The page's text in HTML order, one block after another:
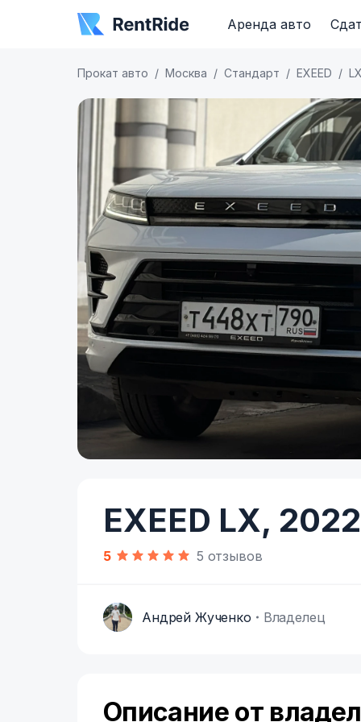
Аренда авто
Прокат авто Москва Стандарт EXEED LX
EXEED LX, 2022
5 5 отзывов
А Андрей Жученко Владелец
Описание от